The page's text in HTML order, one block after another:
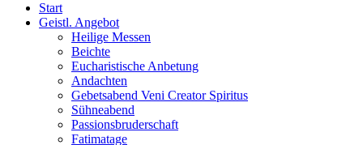
Start
Geistl. Angebot
Heilige Messen
Beichte
Eucharistische Anbetung
Andachten
Gebetsabend Veni Creator Spiritus
Sühneabend
Passionsbruderschaft
Fatimatage